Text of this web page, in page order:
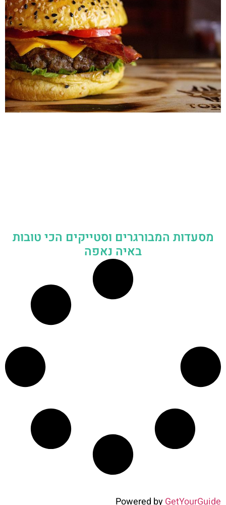
מסעדות המבורגרים וסטייקים הכי טובות
באיה נאפה
Powered byGetYourGuide